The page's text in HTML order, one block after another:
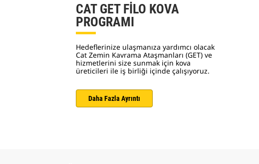
CAT GET FİLO KOVA
PROGRAMI
Hedeflerinize ulaşmanıza yardımcı olacak
Cat Zemin Kavrama Ataşmanları (GET) ve
hizmetlerini size sunmak için kova
üreticileri ile iş birliği içinde çalışıyoruz.
Daha Fazla Ayrıntı